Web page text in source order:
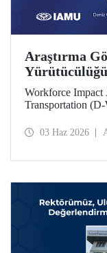
Araştırma
IAMU
Workforce
Transportation
Uluslararası
araştırmacısı
03 Haz 2026